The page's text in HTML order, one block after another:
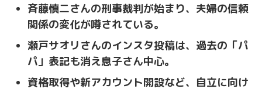
斉藤慎二さんの刑事裁判が始まり、夫婦の信頼
関係の変化が噂されている。
瀬戸サオリさんのインスタ投稿は、過去の「パ
パ」表記も消え息子さん中心。
資格取得や新アカウント開設など、自立に向け